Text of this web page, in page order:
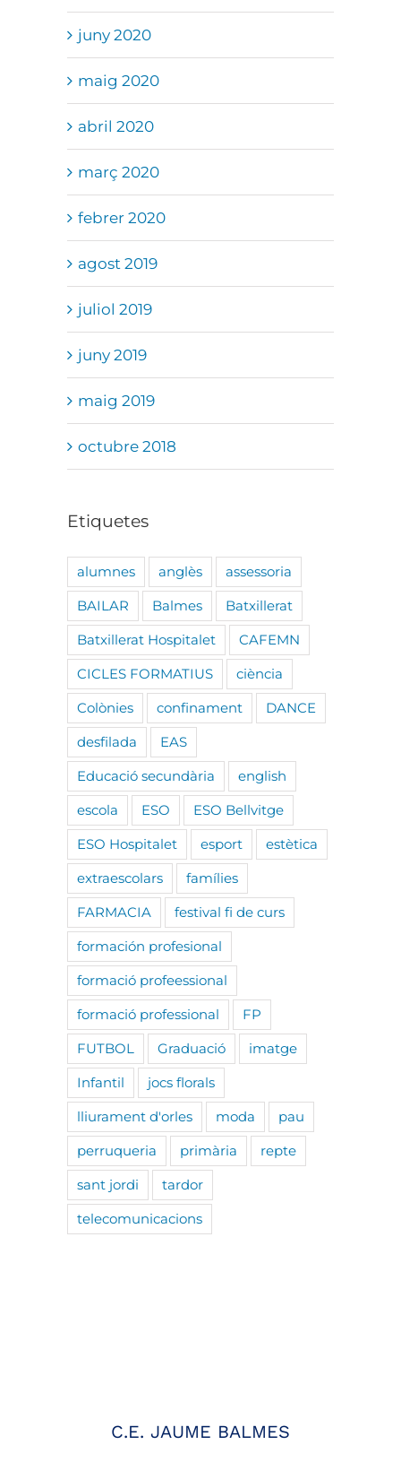
juny 2020
maig 2020
abril 2020
març 2020
febrer 2020
agost 2019
juliol 2019
juny 2019
maig 2019
octubre 2018
Etiquetes
alumnes anglès
assessoria
BAILAR
Balmes
Batxillerat
Batxillerat Hospitalet
CAFEMN
CICLES FORMATIUS
ciència
Colònies
confinament
DANCE
desfilada
EAS
Educació secundària
english
escola
ESO
ESO Bellvitge
ESO Hospitalet
esport
estètica
extraescolars
famílies
FARMACIA
festival fi de curs
formación profesional
formació profeessional
formació professional
FP
FUTBOL
Graduació
imatge
Infantil
jocs florals
lliurament d'orles
moda
pau
perruqueria
primària
repte
sant jordi
tardor
telecomunicacions
C.E. JAUME BALMES